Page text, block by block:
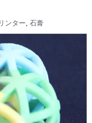
ンター 石膏